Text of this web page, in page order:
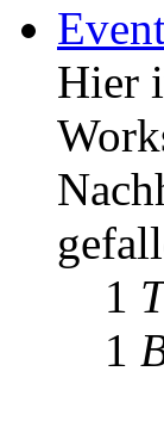
Hier
1
1